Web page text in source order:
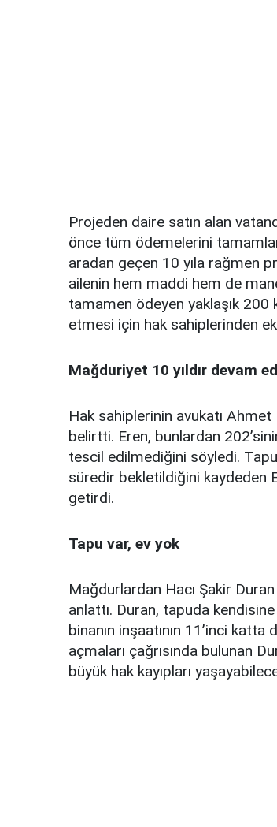
Projeden daire satın alan
önce tüm ödemelerini
aradan geçen 10 yıla rağmen
ailenin hem maddi hem de
tamamen ödeyen yaklaşık 200
etmesi için hak sahiplerinden
Mağduriyet 10 yıldır devam
Hak sahiplerinin avukatı
belirtti. Eren, bunlardan
tescil edilmediğini söyledi.
süredir bekletildiğini kaydeden
getirdi.
Tapu var, ev yok
Mağdurlardan Hacı Şakir
anlattı. Duran, tapuda
binanın inşaatının 11’inci
açmaları çağrısında bulunan
büyük hak kayıpları